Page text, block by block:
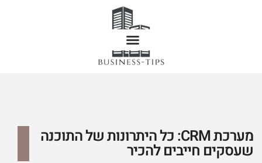
מערכת CRM: כל היתרונות של התוכנה
שעסקים חייבים להכיר